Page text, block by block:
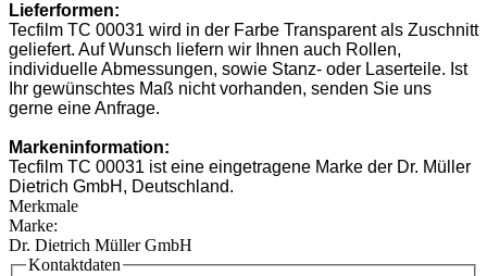
Lieferformen:
Tecfilm TC 00031 wird in der Farbe Transparent als Zuschnitt
geliefert. Auf Wunsch liefern wir Ihnen auch Rollen,
individuelle Abmessungen, sowie Stanz- oder Laserteile. Ist
Ihr gewünschtes Maß nicht vorhanden, senden Sie uns
gerne eine Anfrage.
Markeninformation:
Tecfilm TC 00031 ist eine eingetragene Marke der Dr. Müller
Dietrich GmbH, Deutschland.
Merkmale
Marke:
Dr. Dietrich Müller GmbH
Kontaktdaten